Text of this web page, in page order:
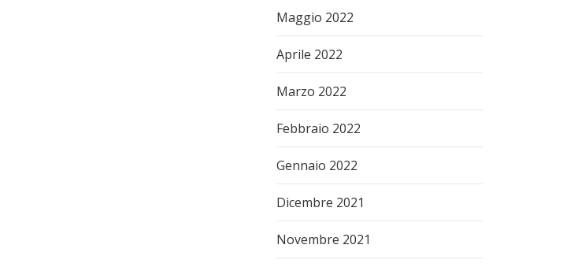
Maggio 2022
Aprile 2022
Marzo 2022
Febbraio 2022
Gennaio 2022
Dicembre 2021
Novembre 2021